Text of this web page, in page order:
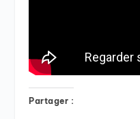
Partager :